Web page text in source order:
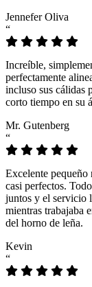
Jennefer Oliva
“
Increíble,
perfectamente
incluso sus cálidas
corto tiempo en su
Mr. Gutenberg
“
Excelente pequeño
casi perfectos.
juntos y el servicio
mientras trabajaba
del horno de leña.
Kevin
“